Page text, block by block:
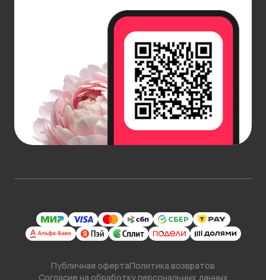
Публичная офертаПолитика возвратов
Согласие на обработку персональных данных